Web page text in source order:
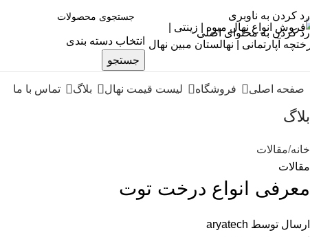
رد کردن به ناوبری
رد کردن به محتوای اصلی
انتخاب دسته بندی
جستجو
صفحه اصلی فروشگاه لیست قیمت نهال بلاگ تماس با ما
بلاگ
خانه مقالات
مقالات
معرفی انواع درخت توت
ارسال توسط aryatech